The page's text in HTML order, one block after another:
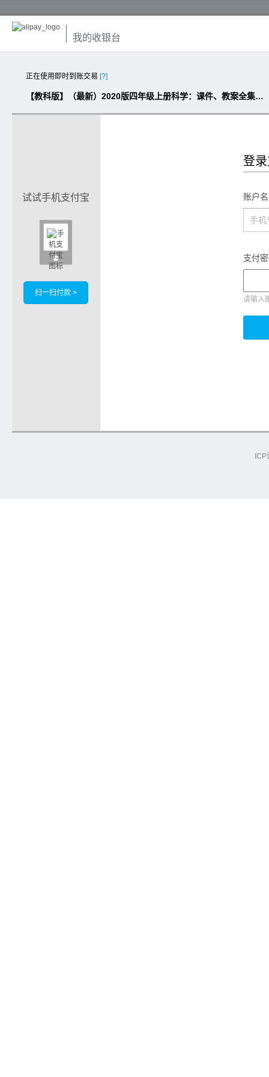
我的收银台
正在使用即时到账交易 [?]
【教科版】（最新）2020版四年级上册科学：课件、教案全集（配套版，含微课）
试试手机支付宝

扫一扫付款 >
登
账户
支付
请输入